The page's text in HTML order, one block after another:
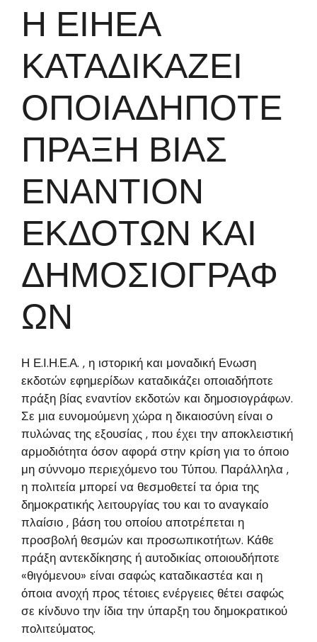
Η ΕΙΗΕΑ
ΚΑΤΑΔΙΚΑΖΕΙ
ΟΠΟΙΑΔΗΠΟΤΕ
ΠΡΑΞΗ ΒΙΑΣ
ΕΝΑΝΤΙΟΝ
ΕΚΔΟΤΩΝ ΚΑΙ
ΔΗΜΟΣΙΟΓΡΑΦ
ΩΝ
Η Ε.Ι.Η.Ε.Α. , η ιστορική και μοναδική Ενωση
εκδοτών εφημερίδων καταδικάζει οποιαδήποτε
πράξη βίας εναντίον εκδοτών και δημοσιογράφων.
Σε μια ευνομούμενη χώρα η δικαιοσύνη είναι ο
πυλώνας της εξουσίας , που έχει την αποκλειστική
αρμοδιότητα όσον αφορά στην κρίση για το όποιο
μη σύννομο περιεχόμενο του Τύπου. Παράλληλα ,
η πολιτεία μπορεί να θεσμοθετεί τα όρια της
δημοκρατικής λειτουργίας του και το αναγκαίο
πλαίσιο , βάση του οποίου αποτρέπεται η
προσβολή θεσμών και προσωπικοτήτων. Κάθε
πράξη αντεκδίκησης ή αυτοδικίας οποιουδήποτε
«θιγόμενου» είναι σαφώς καταδικαστέα και η
όποια ανοχή προς τέτοιες ενέργειες θέτει σαφώς
σε κίνδυνο την ίδια την ύπαρξη του δημοκρατικού
πολιτεύματος.